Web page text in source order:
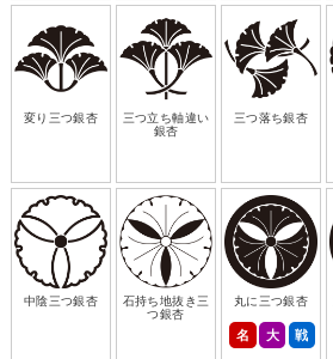
変り三つ銀杏
三つ立ち軸違い
銀杏
三つ落ち銀杏
中陰三つ銀杏
石持ち地抜き三
つ銀杏
丸に三つ銀杏
名 大 戦